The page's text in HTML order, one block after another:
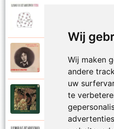
Wij
Wij maken
andere
uw
te
Mijn lieve schatje
Raymond Van Het
Mijn schoolgaande